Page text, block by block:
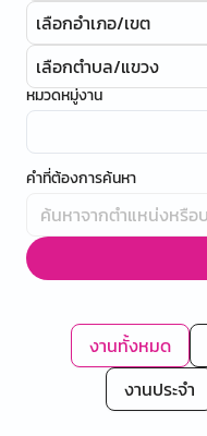
เลือกอำเภอ/เขต
เลือกตำบล/แขวง
หมวดหมู่งาน
คำที่ต้องการค้นหา
งานทั้งหมด
งานประจำ